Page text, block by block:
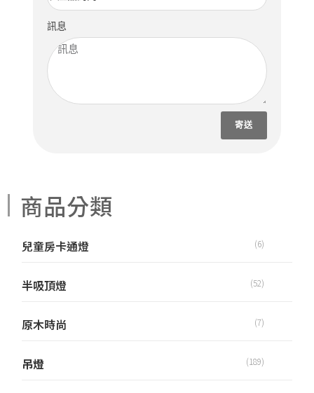
訊息
寄送
商品分類
兒童房卡通燈 (6)
半吸頂燈 (52)
原木時尚 (7)
吊燈 (189)